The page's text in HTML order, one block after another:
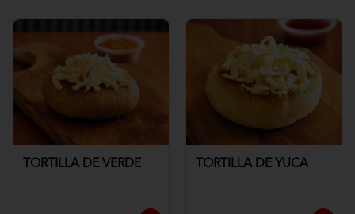
TORTILLA DE VERDE TORTILLA DE YUCA